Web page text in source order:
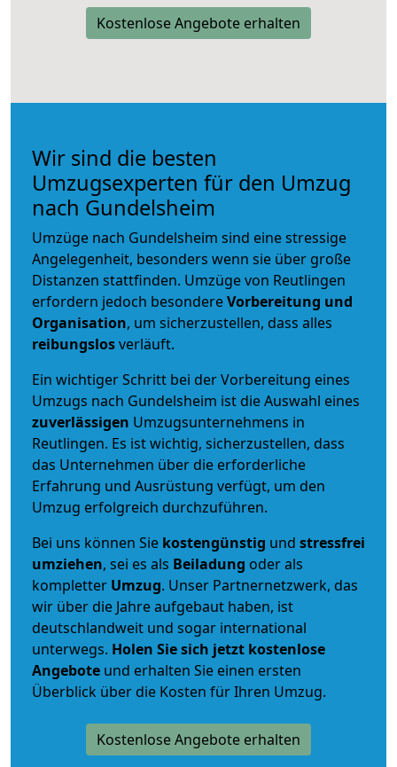
Kostenlose Angebote erhalten
Wir sind die besten
Umzugsexperten für den Umzug
nach Gundelsheim
Umzüge nach Gundelsheim sind eine stressige
Angelegenheit, besonders wenn sie über große
Distanzen stattfinden. Umzüge von Reutlingen
erfordern jedoch besondereVorbereitung und
Organisation, um sicherzustellen, dass alles
reibungslosverläuft.
Ein wichtiger Schritt bei der Vorbereitung eines
Umzugs nach Gundelsheim ist die Auswahl eines
zuverlässigen Umzugsunternehmens in
Reutlingen. Es ist wichtig, sicherzustellen, dass
das Unternehmen über die erforderliche
Erfahrung und Ausrüstung verfügt, um den
Umzug erfolgreich durchzuführen.
Bei uns können Sie kostengünstig und stressfrei
umziehen, sei es als Beiladung oder als
kompletter Umzug. Unser Partnernetzwerk, das
wir über die Jahre aufgebaut haben, ist
deutschlandweit und sogar international
unterwegs. Holen Sie sich jetzt kostenlose
Angebote und erhalten Sie einen ersten
Überblick über die Kosten für Ihren Umzug.
Kostenlose Angebote erhalten